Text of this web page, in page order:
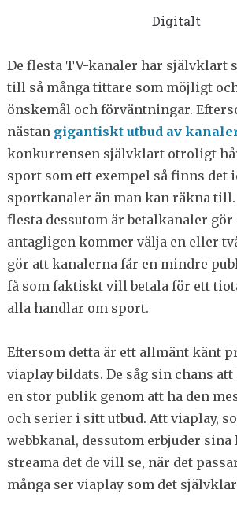
Digitalt
De flesta TV-kanaler har självklart
till så många tittare som möjligt
önskemål och förväntningar.
nästan gigantiskt utbud av
konkurrensen självklart otroligt
sport som ett exempel så finns det
sportkanaler än man kan räkna till.
flesta dessutom är betalkanaler
antagligen kommer välja en eller
gör att kanalerna får en mindre
få som faktiskt vill betala för ett
alla handlar om sport.
Eftersom detta är ett allmänt känt
viaplay bildats. De såg sin chans
en stor publik genom att ha den
och serier i sitt utbud. Att viaplay,
webbkanal, dessutom erbjuder
streama det de vill se, när det
många ser viaplay som det